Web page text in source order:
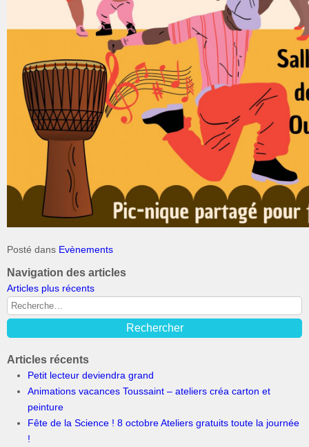
Posté dans Evènements
Navigation des articles
Articles plus récents
Articles récents
Petit lecteur deviendra grand
Animations vacances Toussaint – ateliers créa carton et
peinture
Fête de la Science ! 8 octobre Ateliers gratuits toute la journée
!